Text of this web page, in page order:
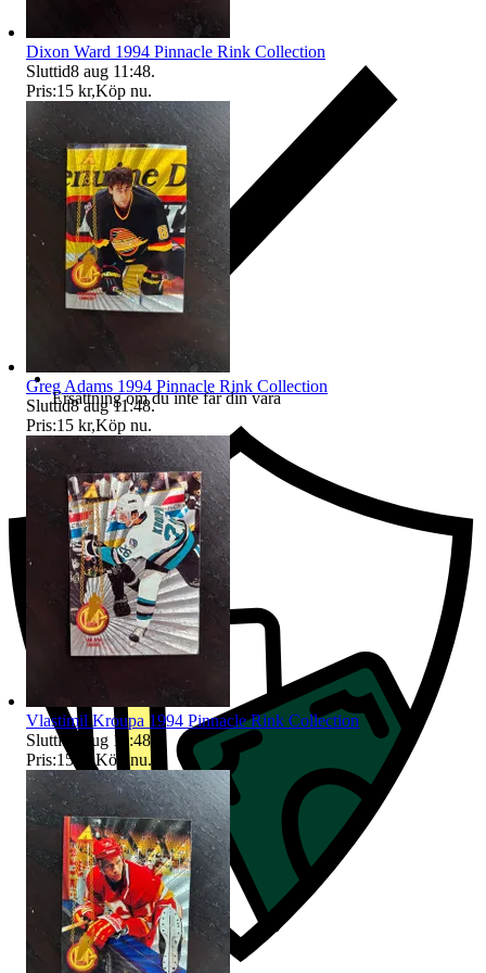
Ersättning om du inte får din vara
Dixon Ward 1994 Pinnacle Rink Collection
Sluttid8 aug 11:48.
Pris:15 kr,Köp nu.
Greg Adams 1994 Pinnacle Rink Collection
Sluttid8 aug 11:48.
Pris:15 kr,Köp nu.
Vlastimil Kroupa 1994 Pinnacle Rink Collection
Sluttid
8 aug 11:48
Pris:15 kr ,Köp nu.